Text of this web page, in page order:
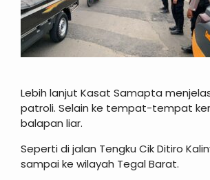
Lebih lanjut Kasat Samapta
patroli. Selain ke tempat-tempat
balapan liar.
Seperti di jalan Tengku Cik Ditiro
sampai ke wilayah Tegal Barat.